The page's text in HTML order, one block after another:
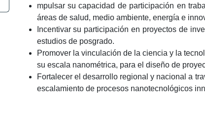
mpulsar su capacidad de participación en
áreas de salud, medio ambiente, energía e
Incentivar su participación en proyectos de
estudios de posgrado.
Promover la vinculación de la ciencia y la
su escala nanométrica, para el diseño de
Fortalecer el desarrollo regional y nacional a
escalamiento de procesos nanotecnológicos